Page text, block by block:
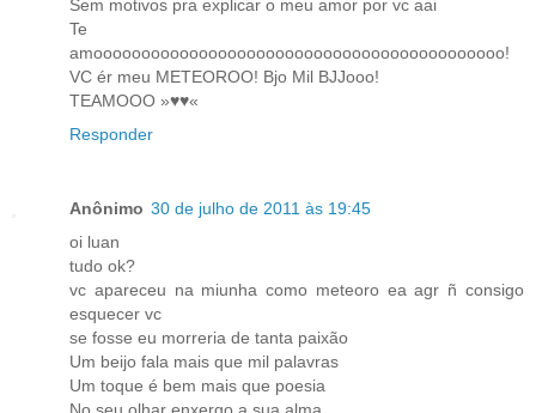
Sem motivos pra explicar o meu amor por vc aai
Te
amooooooooooooooooooooooooooooooooooooooooooo!
VC ér meu METEOROO! Bjo Mil BJJooo!
TEAMOOO »♥♥«
Responder
Anônimo 30 de julho de 2011 às 19:45
oi luan
tudo ok?
vc apareceu na miunha como meteoro ea agr ñ consigo
esquecer vc
se fosse eu morreria de tanta paixão
Um beijo fala mais que mil palavras
Um toque é bem mais que poesia
No seu olhar enxergo a sua alma